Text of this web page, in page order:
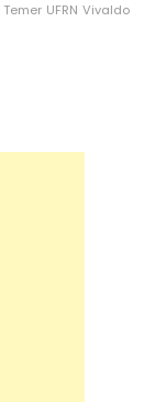
Temer UFRN Vivaldo